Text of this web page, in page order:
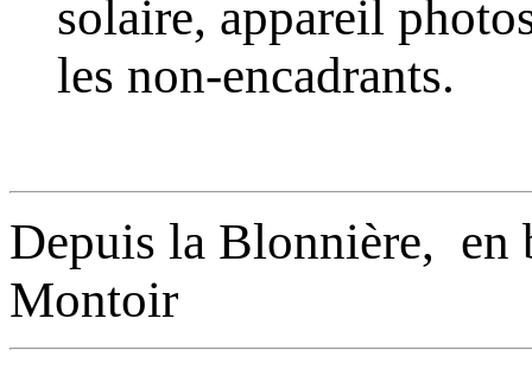
solaire, appareil
les non-encadrants.
Depuis la Blonnière, en
Montoir